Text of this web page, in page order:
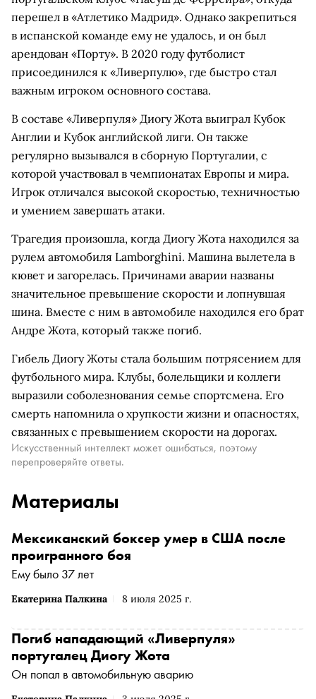
перешел в «Атлетико Мадрид». Однако закрепиться
в испанской команде ему не удалось, и он был
арендован «Порту». В 2020 году футболист
присоединился к «Ливерпулю», где быстро стал
важным игроком основного состава.
В составе «Ливерпуля» Диогу Жота выиграл Кубок
Англии и Кубок английской лиги. Он также
регулярно вызывался в сборную Португалии, с
которой участвовал в чемпионатах Европы и мира.
Игрок отличался высокой скоростью, техничностью
и умением завершать атаки.
Трагедия произошла, когда Диогу Жота находился за
рулем автомобиля Lamborghini. Машина вылетела в
кювет и загорелась. Причинами аварии названы
значительное превышение скорости и лопнувшая
шина. Вместе с ним в автомобиле находился его брат
Андре Жота, который также погиб.
Гибель Диогу Жоты стала большим потрясением для
футбольного мира. Клубы, болельщики и коллеги
выразили соболезнования семье спортсмена. Его
смерть напомнила о хрупкости жизни и опасностях,
связанных с превышением скорости на дорогах.
Искусственный интеллект может ошибаться, поэтому
перепроверяйте ответы.
Материалы
Екатерина Палкина 8 июля 2025 г.
Мексиканский боксер умер в США после
проигранного боя
Ему было 37 лет
Погиб нападающий «Ливерпуля»
португалец Диогу Жота
Он попал в автомобильную аварию